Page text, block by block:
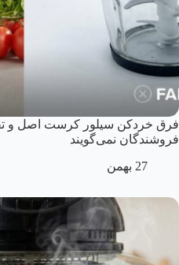
فروشندگان نمی‌گویند
27 بهمن